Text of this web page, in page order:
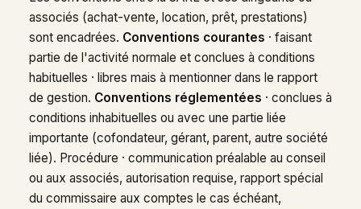
associés (achat-vente, location, prêt, prestations)
sont encadrées. Conventions courantes · faisant
partie de l'activité normale et conclues à conditions
habituelles · libres mais à mentionner dans le rapport
de gestion. Conventions réglementées · conclues à
conditions inhabituelles ou avec une partie liée
importante (cofondateur, gérant, parent, autre société
liée). Procédure · communication préalable au conseil
ou aux associés, autorisation requise, rapport spécial
du commissaire aux comptes le cas échéant,